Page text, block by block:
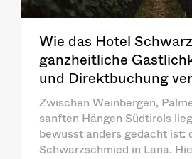
Wie das Hotel
ganzheitliche
und Direktbuchung
Zwischen Weinbergen,
sanften Hängen Südtirols
bewusst anders gedacht ist:
Schwarzschmied in Lana.